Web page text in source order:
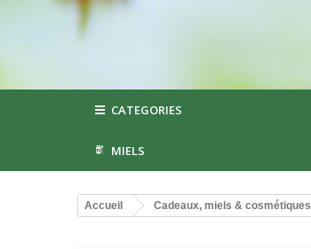
CATEGORIES
MIELS
Accueil Cadeaux, miels & cosmétiques